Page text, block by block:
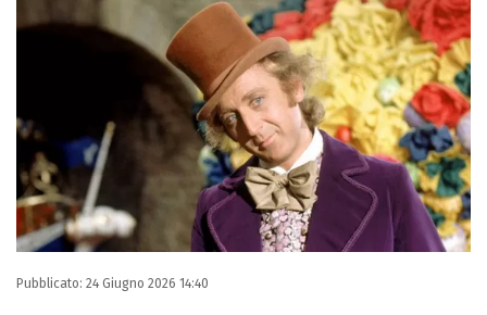
dopo la laurea in Lettere Moderne mi
specializzo in Editoria e Giornalismo e
trasformo la passione per la scrittura in un
Pubblicato: 24 Giugno 2026 14:40